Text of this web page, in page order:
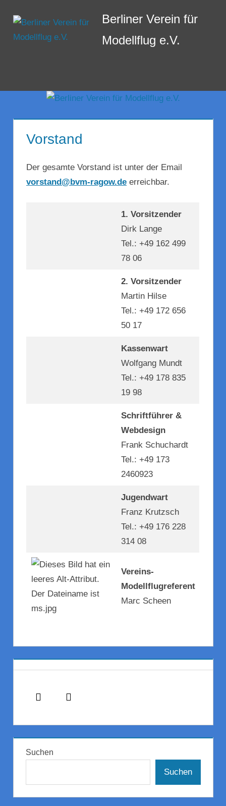
Inhalt
springen
Berliner Verein für
Modellflug e.V.
Vorstand
Der gesamte Vorstand ist unter der Email
vorstand@bvm-ragow.de erreichbar.
1. Vorsitzender
Dirk Lange
Tel.: +49 162 499
78 06
2. Vorsitzender
Martin Hilse
Tel.: +49 172 656
50 17
Kassenwart
Wolfgang Mundt
Tel.: +49 178 835
19 98
Schriftführer &
Webdesign
Frank Schuchardt
Tel.: +49 173
2460923
Jugendwart
Franz Krutzsch
Tel.: +49 176 228
314 08
Vereins-
Modellflugreferent
Marc Scheen
Suchen
Suchen